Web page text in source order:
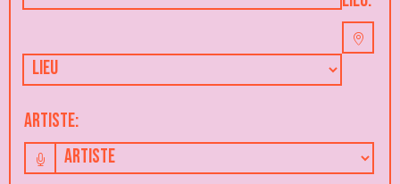
Artiste: